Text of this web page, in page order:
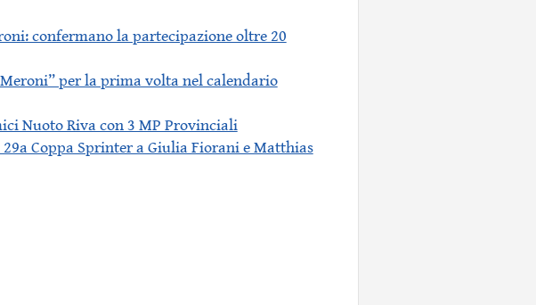
confermano la partecipazione oltre 20
per la prima volta nel calendario
Nuoto Riva con 3 MP Provinciali
Coppa Sprinter a Giulia Fiorani e Matthias